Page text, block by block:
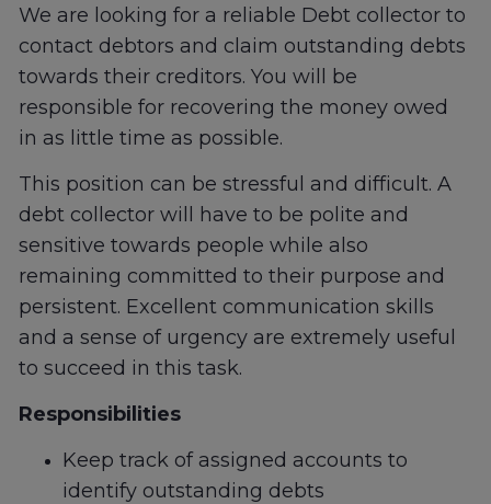
We are looking for a reliable Debt collector to
contact debtors and claim outstanding debts
towards their creditors. You will be
responsible for recovering the money owed
in as little time as possible.
This position can be stressful and difficult. A
debt collector will have to be polite and
sensitive towards people while also
remaining committed to their purpose and
persistent. Excellent communication skills
and a sense of urgency are extremely useful
to succeed in this task.
Responsibilities
Keep track of assigned accounts to
identify outstanding debts